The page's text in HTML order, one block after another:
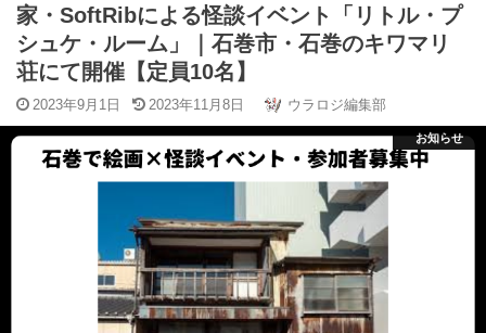
家・SoftRibによる怪談イベント「リトル・プ
シュケ・ルーム」｜石巻市・石巻のキワマリ
荘にて開催【定員10名】
2023年9月1日 2023年11月8日 ウラロジ編集部
お知らせ